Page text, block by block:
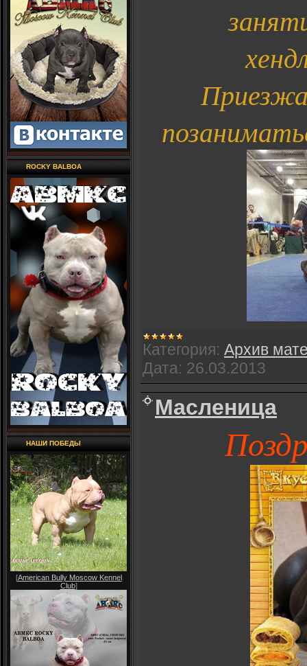
ROCKY BALBOA
НАШИ ПОБЕДЫ
[American Bully Moscow Kennel
Club]
Категория: Архив
Дата: 26.03.2013
Масленица